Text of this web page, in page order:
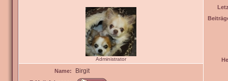
Administrator
Name:
Birgit